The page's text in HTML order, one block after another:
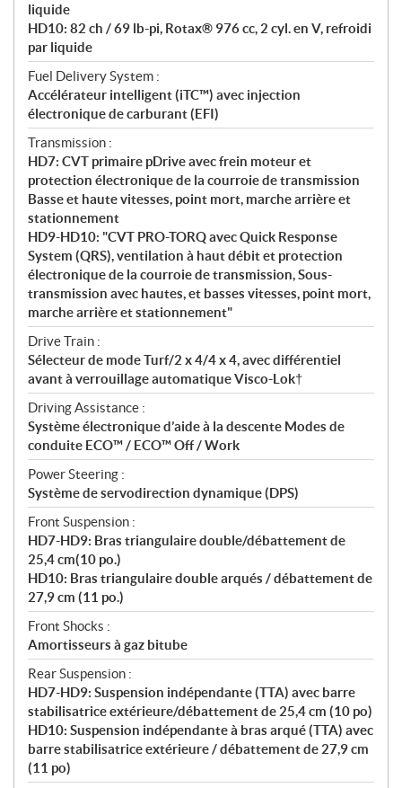
liquide
HD10: 82 ch / 69 lb-pi, Rotax® 976 cc, 2 cyl. en V, refroidi
par liquide
Fuel Delivery System :
Accélérateur intelligent (iTC™) avec injection
électronique de carburant (EFI)
Transmission :
HD7: CVT primaire pDrive avec frein moteur et
protection électronique de la courroie de transmission
Basse et haute vitesses, point mort, marche arrière et
stationnement
HD9-HD10: "CVT PRO-TORQ avec Quick Response
System (QRS), ventilation à haut débit et protection
électronique de la courroie de transmission, Sous-
transmission avec hautes, et basses vitesses, point mort,
marche arrière et stationnement"
Drive Train :
Sélecteur de mode Turf/2 x 4/4 x 4, avec différentiel
avant à verrouillage automatique Visco-Lok†
Driving Assistance :
Système électronique d’aide à la descente Modes de
conduite ECO™ / ECO™ Off / Work
Power Steering :
Système de servodirection dynamique (DPS)
Front Suspension :
HD7-HD9: Bras triangulaire double/débattement de
25,4 cm(10 po.)
HD10: Bras triangulaire double arqués / débattement de
27,9 cm (11 po.)
Front Shocks :
Amortisseurs à gaz bitube
Rear Suspension :
HD7-HD9: Suspension indépendante (TTA) avec barre
stabilisatrice extérieure/débattement de 25,4 cm (10 po)
HD10: Suspension indépendante à bras arqué (TTA) avec
barre stabilisatrice extérieure / débattement de 27,9 cm
(11 po)